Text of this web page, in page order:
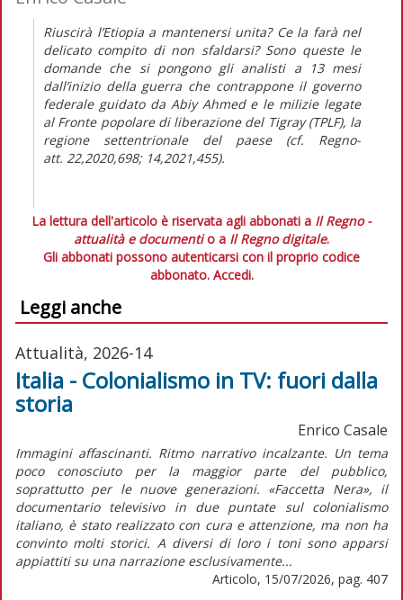
Riuscirà l’Etiopia a mantenersi unita? Ce la farà nel
delicato compito di non sfaldarsi? Sono queste le
domande che si pongono gli analisti a 13 mesi
dall’inizio della guerra che contrappone il governo
federale guidato da Abiy Ahmed e le milizie legate
al Fronte popolare di liberazione del Tigray (TPLF), la
regione settentrionale del paese (cf. Regno-
att. 22,2020,698; 14,2021,455).
La lettura dell'articolo è riservata agli abbonati a Il Regno -
attualità e documentio a Il Regno digitale.
Gli abbonati possono autenticarsi con il proprio codice
abbonato. Accedi.
Leggi anche
Attualità, 2026-14
Italia - Colonialismo in TV: fuori dalla
storia
Enrico Casale
Immagini affascinanti. Ritmo narrativo incalzante. Un tema
poco conosciuto per la maggior parte del pubblico,
soprattutto per le nuove generazioni. «Faccetta Nera», il
documentario televisivo in due puntate sul colonialismo
italiano, è stato realizzato con cura e attenzione, ma non ha
convinto molti storici. A diversi di loro i toni sono apparsi
appiattiti su una narrazione esclusivamente...
Articolo, 15/07/2026, pag. 407